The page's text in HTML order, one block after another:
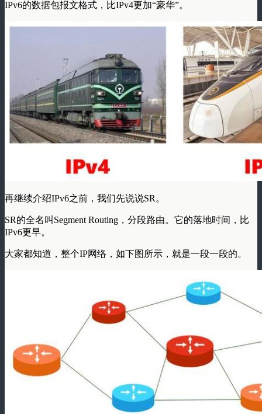
IPv6的数据包报文格式，比IPv4更加“豪华”。
再继续介绍IPv6之前，我们先说说SR 。
SR的全名叫Segment Routing，分段路由。它的落地时间，比
IPv6更早。
大家都知道，整个IP网络，如下图所示，就是一段一段的。